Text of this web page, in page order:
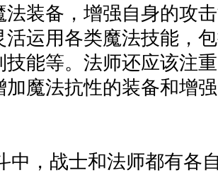
法装备，增强自身的攻
活运用各类魔法技能，
技能等。法师还应该注
加魔法抗性的装备和增
中，战士和法师都有各